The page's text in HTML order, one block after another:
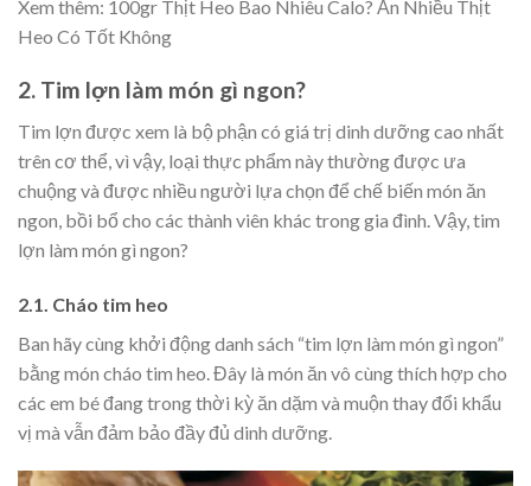
Xem thêm: 100gr Thịt Heo Bao Nhiêu Calo? Ăn Nhiều Thịt
Heo Có Tốt Không
2. Tim lợn làm món gì ngon?
Tim lợn được xem là bộ phận có giá trị dinh dưỡng cao nhất
trên cơ thể, vì vậy, loại thực phẩm này thường được ưa
chuộng và được nhiều người lựa chọn để chế biến món ăn
ngon, bồi bổ cho các thành viên khác trong gia đình. Vậy, tim
lợn làm món gì ngon?
2.1. Cháo tim heo
Ban hãy cùng khởi động danh sách “tim lợn làm món gì ngon”
bằng món cháo tim heo. Đây là món ăn vô cùng thích hợp cho
các em bé đang trong thời kỳ ăn dặm và muộn thay đổi khẩu
vị mà vẫn đảm bảo đầy đủ dinh dưỡng.